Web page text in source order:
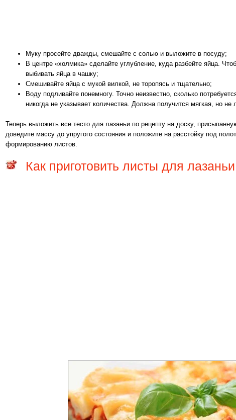
Муку просейте дважды, смешайте с солью и выложите в посуду;
В центре «холмика» сделайте углубление, куда разбейте яйца.
выбивать яйца в чашку;
Смешивайте яйца с мукой вилкой, не торопясь и тщательно;
Воду подливайте понемногу. Точно неизвестно, сколько
никогда не указывает количества. Должна получится мягкая, но не
Теперь выложить все тесто для лазаньи по рецепту на доску,
доведите массу до упругого состояния и положите на расстойку под
формированию листов.
Как приготовить листы для лазаньи